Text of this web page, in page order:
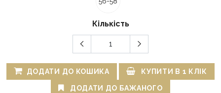
Кількість
ДОДАТИ ДО КОШИКА КУПИТИ В 1 КЛІК
ДОДАТИ ДО БАЖАНОГО